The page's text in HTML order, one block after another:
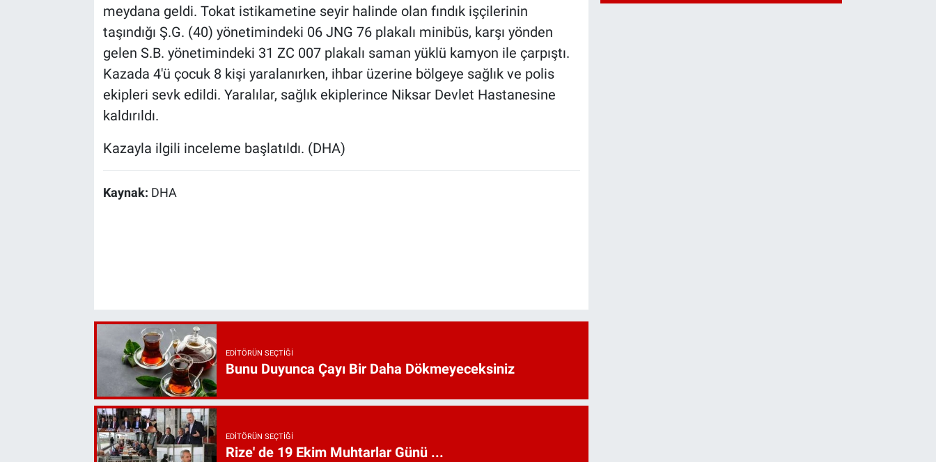
meydana geldi. Tokat istikametine seyir halinde olan fındık işçilerinin
taşındığı Ş.G. (40) yönetimindeki 06 JNG 76 plakalı minibüs, karşı yönden
gelen S.B. yönetimindeki 31 ZC 007 plakalı saman yüklü kamyon ile çarpıştı.
Kazada 4'ü çocuk 8 kişi yaralanırken, ihbar üzerine bölgeye sağlık ve polis
ekipleri sevk edildi. Yaralılar, sağlık ekiplerince Niksar Devlet Hastanesine
kaldırıldı.
Kazayla ilgili inceleme başlatıldı. (DHA)
Kaynak: DHA
EDITÖRÜN SEÇTIĞI
Bunu Duyunca Çayı Bir Daha Dökmeyeceksiniz
EDITÖRÜN SEÇTIĞI
Rize' de 19 Ekim Muhtarlar Günü ...